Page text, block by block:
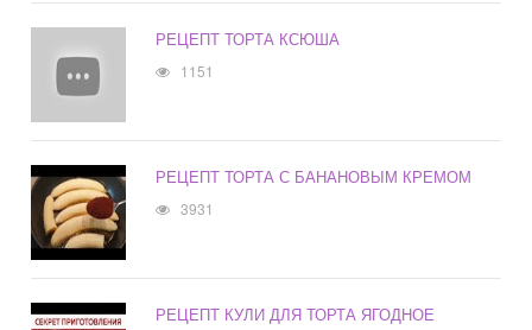
РЕЦЕПТ ТОРТА КСЮША
1151
РЕЦЕПТ ТОРТА С БАНАНОВЫМ КРЕМОМ
3931
РЕЦЕПТ КУЛИ ДЛЯ ТОРТА ЯГОДНОЕ